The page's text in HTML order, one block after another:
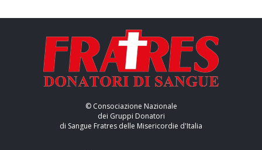
© Consociazione Nazionale
dei Gruppi Donatori
di Sangue Fratres delle Misericordie d'Italia